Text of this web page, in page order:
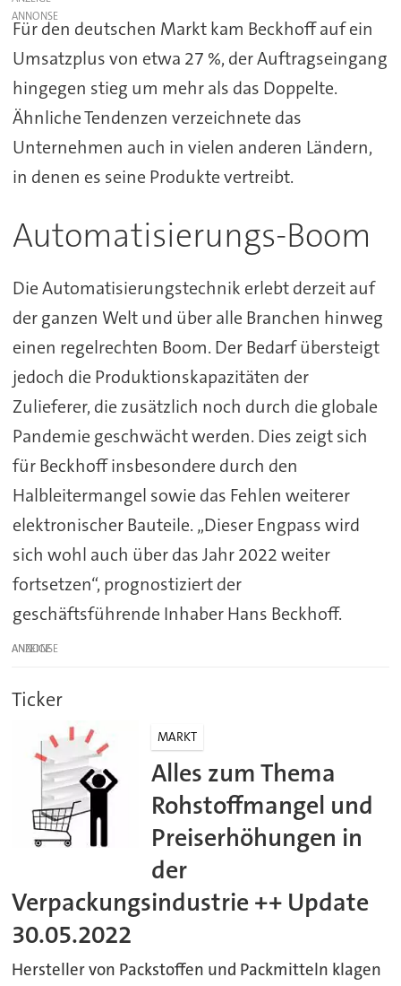
Für den deutschen Markt kam Beckhoff auf ein
Umsatzplus von etwa 27 %, der Auftragseingang
hingegen stieg um mehr als das Doppelte.
Ähnliche Tendenzen verzeichnete das
Unternehmen auch in vielen anderen Ländern,
in denen es seine Produkte vertreibt.
Automatisierungs-Boom
Die Automatisierungstechnik erlebt derzeit auf
der ganzen Welt und über alle Branchen hinweg
einen regelrechten Boom. Der Bedarf übersteigt
jedoch die Produktionskapazitäten der
Zulieferer, die zusätzlich noch durch die globale
Pandemie geschwächt werden. Dies zeigt sich
für Beckhoff insbesondere durch den
Halbleitermangel sowie das Fehlen weiterer
elektronischer Bauteile. „Dieser Engpass wird
sich wohl auch über das Jahr 2022 weiter
fortsetzen“, prognostiziert der
geschäftsführende Inhaber Hans Beckhoff.
ANZEIGE
Ticker
MARKT
Alles zum Thema
Rohstoffmangel und
Preiserhöhungen in
der
Verpackungsindustrie ++ Update
30.05.2022
Hersteller von Packstoffen und Packmitteln klagen